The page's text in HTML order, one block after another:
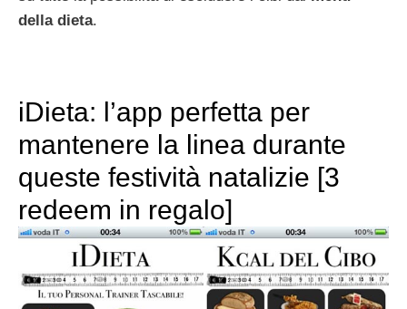
della dieta.
iDieta: l’app perfetta per
mantenere la linea durante
queste festività natalizie [3
redeem in regalo]